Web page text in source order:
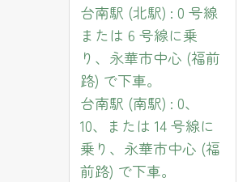
台南駅 (北駅) : 0 号線
または 6 号線に乗
り、永華市中心 (福前
路) で下車。
台南駅 (南駅) : 0、
10、または 14 号線に
乗り、永華市中心 (福
前路) で下車。